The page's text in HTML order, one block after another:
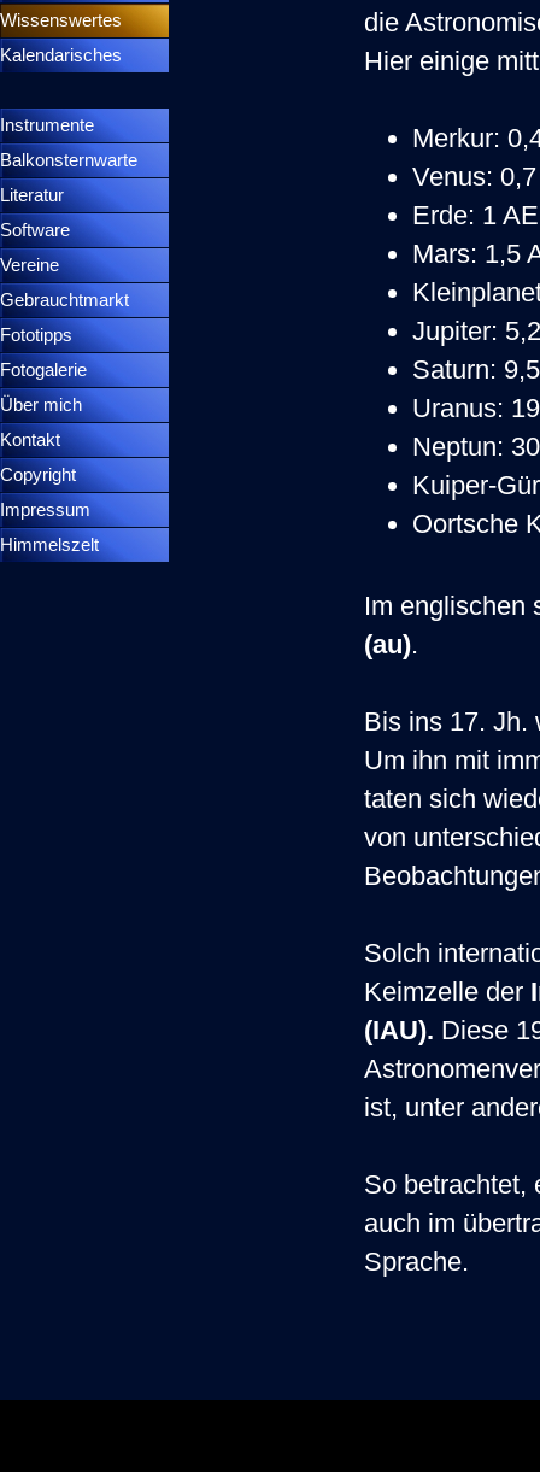
Wissenswertes
Kalendarisches
Instrumente
Balkonsternwarte
Literatur
Software
Vereine
Gebrauchtmarkt
Fototipps
Fotogalerie
Über mich
Kontakt
Copyright
Impressum
Himmelszelt
die
Hier einige
Merkur:
Venus:
Erde: 1 AE
Mars: 1,5
Jupiter:
Saturn:
Uranus:
Neptun:
Kuiper-
Oortsche
Im englischen
(au).
Bis ins 17. Jh.
Um ihn mit
taten sich
von
Solch
Keimzelle der
(IAU). Diese
ist, unter
So betrachtet,
auch im
Sprache.